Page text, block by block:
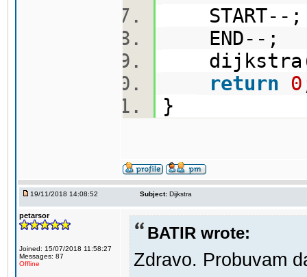
END--;
return 0
}
19/11/2018 14:08:52 Subject: Dijkstra
petarsor
Joined: 15/07/2018 11:58:27
Messages: 87
Offline
BATIR wrote:
Zdravo. Probuvam